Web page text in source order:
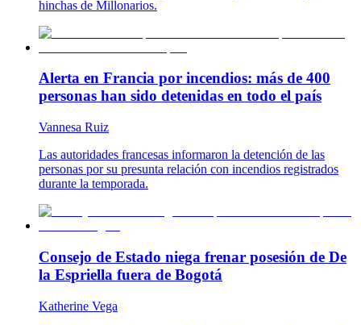
hinchas de Millonarios.
Alerta en Francia por incendios: más de 400
personas han sido detenidas en todo el país
Vannesa Ruiz
Las autoridades francesas informaron la detención de las
personas por su presunta relación con incendios registrados
durante la temporada.
Consejo de Estado niega frenar posesión de De
la Espriella fuera de Bogotá
Katherine Vega